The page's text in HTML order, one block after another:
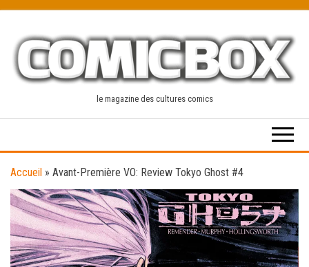
content
le magazine des cultures comics
Accueil » Avant-Première VO: Review Tokyo Ghost #4